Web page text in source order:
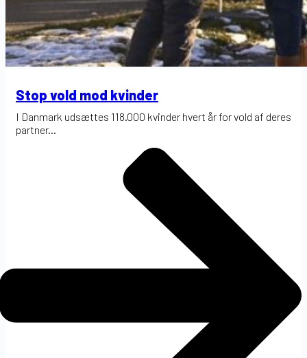
Stop vold mod kvinder
I Danmark udsættes 118.000 kvinder hvert år for vold af deres
partner...